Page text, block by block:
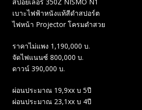
เบาะไฟฟ้าหนังแท้สีดำสปอร์ต
ไฟหน้า Projector โครมดำสวย
ราคาไม่แพง 1,190,000 บ.
จัดไฟแนนซ์ 800,000 บ.
ดาวน์ 390,000 บ.
ผ่อนประมาณ 19,9xx บ 5ปี
ผ่อนประมาณ 23,1xx บ 4ปี